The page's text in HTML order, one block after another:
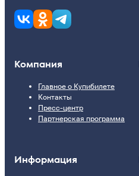
Компания
Главное о Купибилете
Контакты
Пресс-центр
Партнерская программа
Информация